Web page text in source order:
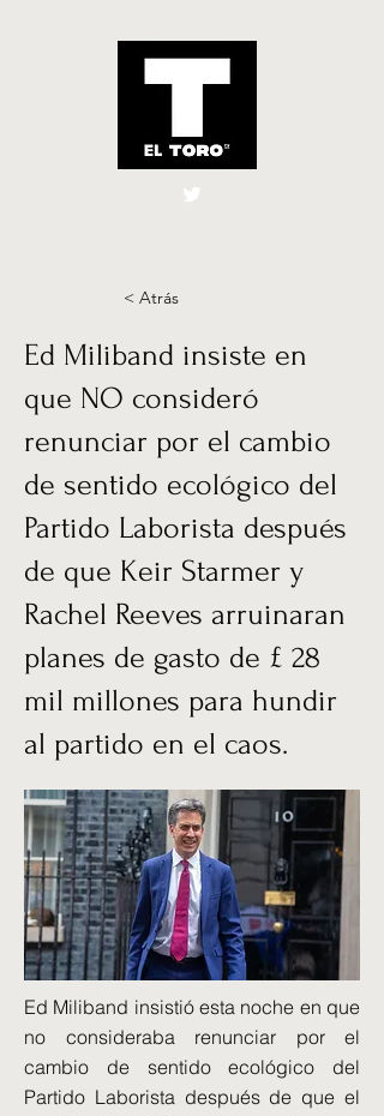
El Toro España
< Atrás
Ed Miliband insiste en
que NO consideró
renunciar por el cambio
de sentido ecológico del
Partido Laborista después
de que Keir Starmer y
Rachel Reeves arruinaran
planes de gasto de £ 28
mil millones para hundir
al partido en el caos.
Ed Miliband insistió esta noche en que
no consideraba renunciar por el
cambio de sentido ecológico del
Partido Laborista después de que el